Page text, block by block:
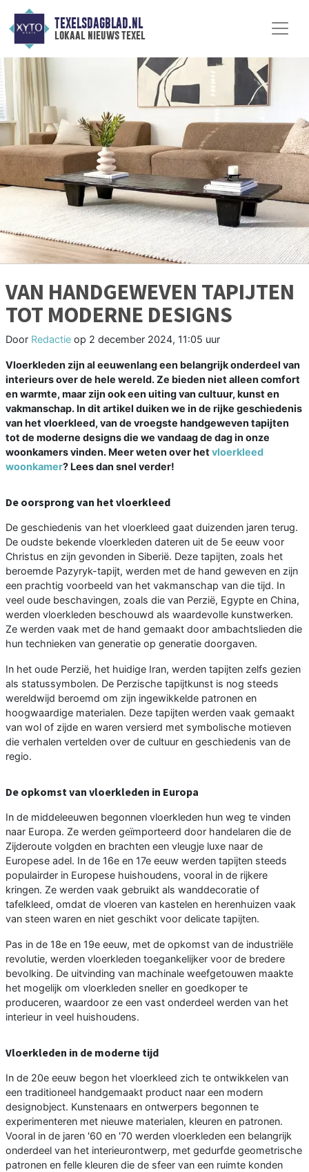
TEXELSDAGBLAD.NL
lokaal nieuws texel
VAN HANDGEWEVEN TAPIJTEN
TOT MODERNE DESIGNS
Door Redactie op 2 december 2024, 11:05 uur
Vloerkleden zijn al eeuwenlang een belangrijk onderdeel van
interieurs over de hele wereld. Ze bieden niet alleen comfort
en warmte, maar zijn ook een uiting van cultuur, kunst en
vakmanschap. In dit artikel duiken we in de rijke geschiedenis
van het vloerkleed, van de vroegste handgeweven tapijten
tot de moderne designs die we vandaag de dag in onze
woonkamers vinden. Meer weten over het vloerkleed
woonkamer? Lees dan snel verder!
De oorsprong van het vloerkleed
De geschiedenis van het vloerkleed gaat duizenden jaren terug.
De oudste bekende vloerkleden dateren uit de 5e eeuw voor
Christus en zijn gevonden in Siberië. Deze tapijten, zoals het
beroemde Pazyryk-tapijt, werden met de hand geweven en zijn
een prachtig voorbeeld van het vakmanschap van die tijd. In
veel oude beschavingen, zoals die van Perzië, Egypte en China,
werden vloerkleden beschouwd als waardevolle kunstwerken.
Ze werden vaak met de hand gemaakt door ambachtslieden die
hun technieken van generatie op generatie doorgaven.
In het oude Perzië, het huidige Iran, werden tapijten zelfs gezien
als statussymbolen. De Perzische tapijtkunst is nog steeds
wereldwijd beroemd om zijn ingewikkelde patronen en
hoogwaardige materialen. Deze tapijten werden vaak gemaakt
van wol of zijde en waren versierd met symbolische motieven
die verhalen vertelden over de cultuur en geschiedenis van de
regio.
De opkomst van vloerkleden in Europa
In de middeleeuwen begonnen vloerkleden hun weg te vinden
naar Europa. Ze werden geïmporteerd door handelaren die de
Zijderoute volgden en brachten een vleugje luxe naar de
Europese adel. In de 16e en 17e eeuw werden tapijten steeds
populairder in Europese huishoudens, vooral in de rijkere
kringen. Ze werden vaak gebruikt als wanddecoratie of
tafelkleed, omdat de vloeren van kastelen en herenhuizen vaak
van steen waren en niet geschikt voor delicate tapijten.
Pas in de 18e en 19e eeuw, met de opkomst van de industriële
revolutie, werden vloerkleden toegankelijker voor de bredere
bevolking. De uitvinding van machinale weefgetouwen maakte
het mogelijk om vloerkleden sneller en goedkoper te
produceren, waardoor ze een vast onderdeel werden van het
interieur in veel huishoudens.
Vloerkleden in de moderne tijd
In de 20e eeuw begon het vloerkleed zich te ontwikkelen van
een traditioneel handgemaakt product naar een modern
designobject. Kunstenaars en ontwerpers begonnen te
experimenteren met nieuwe materialen, kleuren en patronen.
Vooral in de jaren '60 en '70 werden vloerkleden een belangrijk
onderdeel van het interieurontwerp, met gedurfde geometrische
patronen en felle kleuren die de sfeer van een ruimte konden